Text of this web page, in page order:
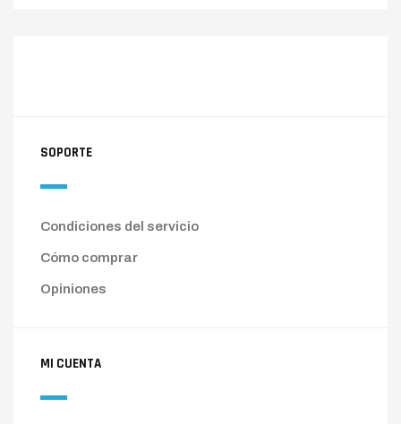
SOPORTE
Condiciones del servicio
Cómo comprar
Opiniones
MI CUENTA